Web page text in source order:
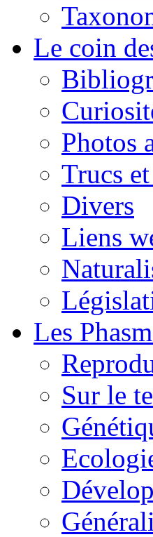
Le coin
Photos
Trucs
Divers
Liens
Les
Sur le